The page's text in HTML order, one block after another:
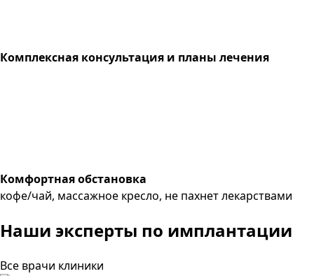
Комплексная консультация и планы лечения
Комфортная обстановка
кофе/чай, массажное кресло, не пахнет лекарствами
Наши эксперты по имплантации
Все врачи клиники